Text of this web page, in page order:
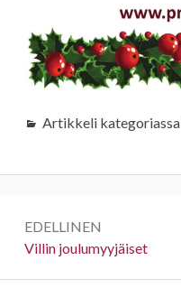
Artikkeli kategoriassa
selaus
EDELLINEN
Edellinen:
Villin joulumyyjäiset